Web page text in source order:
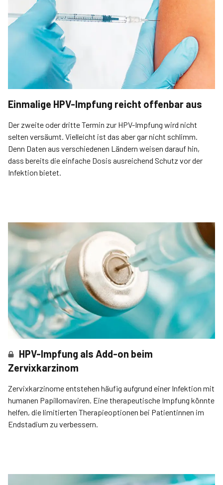
Einmalige HPV-Impfung reicht offenbar aus
Der zweite oder dritte Termin zur HPV-Impfung wird nicht
selten versäumt. Vielleicht ist das aber gar nicht schlimm.
Denn Daten aus verschiedenen Ländern weisen darauf hin,
dass bereits die einfache Dosis ausreichend Schutz vor der
Infektion bietet.
HPV-Impfung als Add-on beim
Zervixkarzinom
Zervixkarzinome entstehen häufig aufgrund einer Infektion mit
humanen Papillomaviren. Eine therapeutische Impfung könnte
helfen, die limitierten Therapieoptionen bei Patientinnen im
Endstadium zu verbessern.